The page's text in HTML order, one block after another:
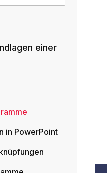
einer
in PowerPoint